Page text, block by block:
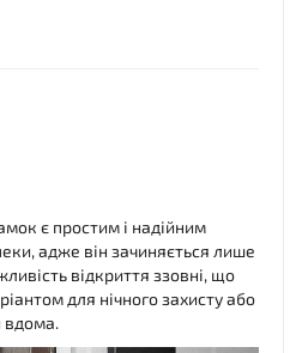
є простим і надійним
адже він зачиняється лише
відкриття ззовні, що
для нічного захисту або
вдома.